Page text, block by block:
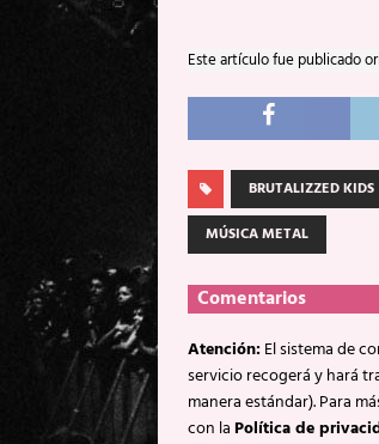
Este artículo fue publicado
BRUTALIZZED KIDS
MÚSICA METAL
Comentarios
Atención:El sistema de
servicio recogerá y hará
manera estándar). Para
con laPolítica de